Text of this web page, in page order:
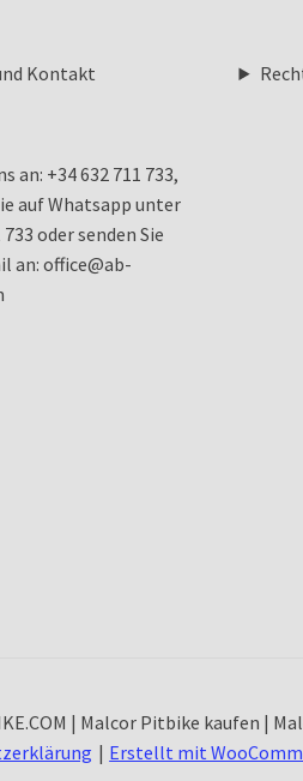
Kontakt
an: +34 632 711 733,
auf Whatsapp unter
733 oder senden Sie
an: office@ab-
| Malcor Pitbike kaufen |
Erstellt mit